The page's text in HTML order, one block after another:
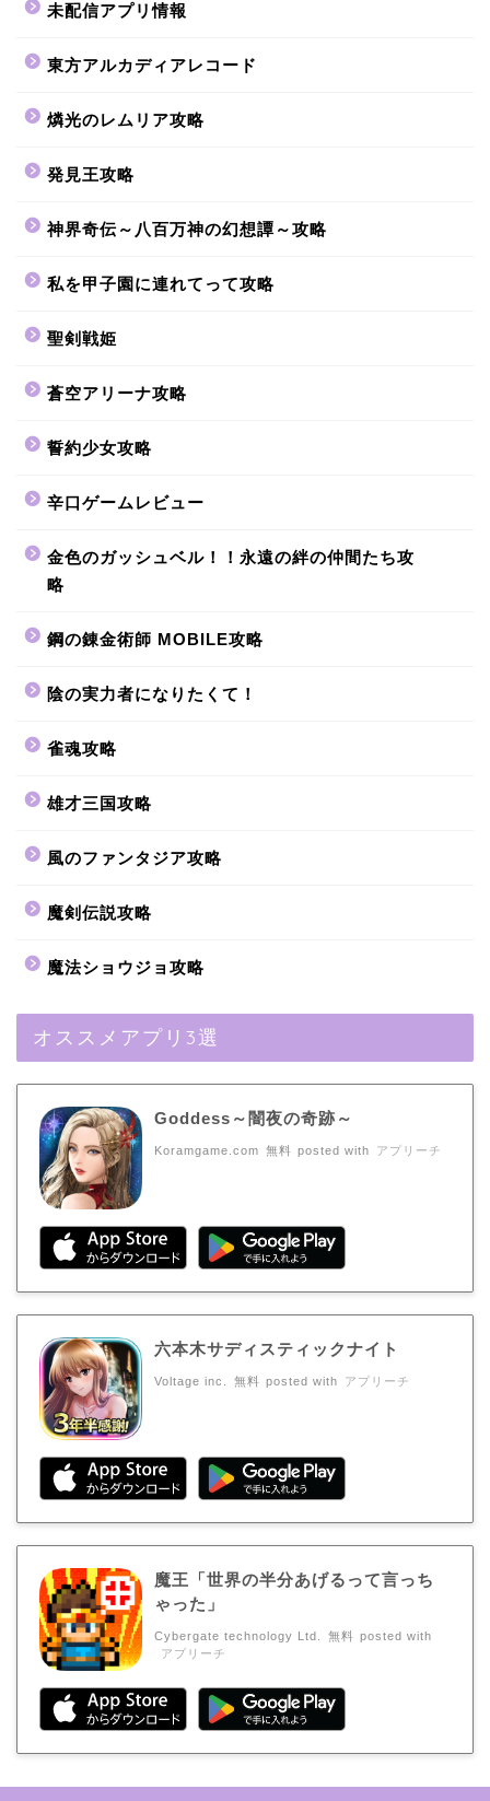
未配信アプリ情報
東方アルカディアレコード
燐光のレムリア攻略
発見王攻略
神界奇伝～八百万神の幻想譚～攻略
私を甲子園に連れてって攻略
聖剣戦姫
蒼空アリーナ攻略
誓約少女攻略
辛口ゲームレビュー
金色のガッシュベル！！永遠の絆の仲間たち攻
略
鋼の錬金術師 MOBILE攻略
陰の実力者になりたくて！
雀魂攻略
雄才三国攻略
風のファンタジア攻略
魔剣伝説攻略
魔法ショウジョ攻略
オススメアプリ3選
Goddess～闇夜の奇跡～
Koramgame.com 無料 posted with アプリーチ
六本木サディスティックナイト
Voltage inc. 無料 posted with アプリーチ
魔王「世界の半分あげるって言っち
ゃった」
Cybergate technology Ltd. 無料 posted with
アプリーチ